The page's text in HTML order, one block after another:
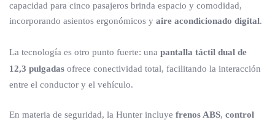
capacidad para cinco pasajeros brinda espacio y comodidad,
incorporando asientos ergonómicos y aire acondicionado digital.
La tecnología es otro punto fuerte: una pantalla táctil dual de
12,3 pulgadas ofrece conectividad total, facilitando la interacción
entre el conductor y el vehículo.
En materia de seguridad, la Hunter incluye frenos ABS, control